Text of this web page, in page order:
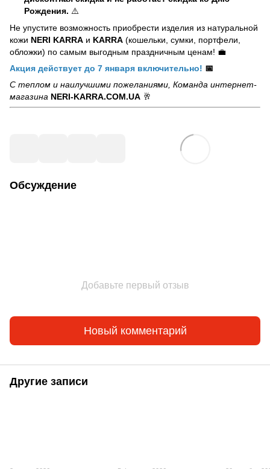
Рождения. ⚠️
Не упустите возможность приобрести изделия из натуральной
кожи NERI KARRA и KARRA (кошельки, сумки, портфели,
обложки) по самым выгодным праздничным ценам! 💼
Акция действует до 7 января включительно! 📅
С теплом и наилучшими пожеланиями, Команда интернет-
магазина NERI-KARRA.COM.UA 🥂
Обсуждение
Добавьте первый отзыв
Новый комментарий
Другие записи